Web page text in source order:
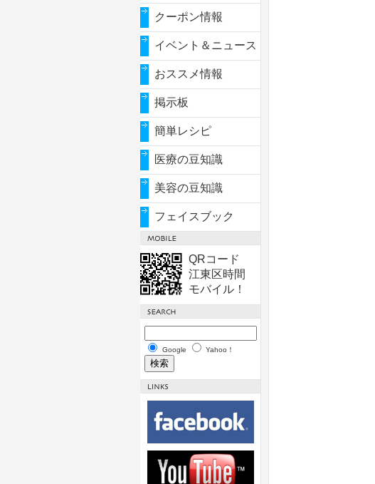
クーポン情報
イベント＆ニュース
おススメ情報
掲示板
簡単レシピ
医療の豆知識
美容の豆知識
フェイスブック
QRコード
江東区時間
モバイル！
Google Yahoo！